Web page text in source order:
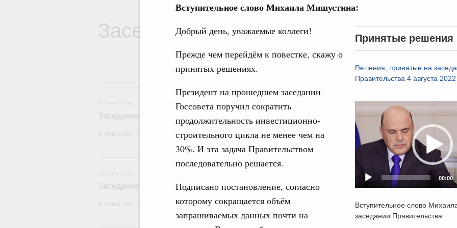
Вступительное слово Михаила Мишустина:
Принятые решения
Решения, принятые на
Правительства 4 августа 2022
Добрый день, уважаемые коллеги!
Player
00:00
Вступительное слово
заседании Правительства
Прежде чем перейдём к повестке, скажу о
принятых решениях.
Президент на прошедшем заседании
Госсовета поручил сократить
продолжительность инвестиционно-
строительного цикла не менее чем на
30%. И эта задача Правительством
последовательно решается.
Подписано постановление, согласно
которому сокращается объём
запрашиваемых данных почти на
Заседания Правительства
Заседание Правительства (2026 год, №26)
В повестке: проекты федеральных законов, бюджетные ассигнования.
23 июля, четверг
Заседание Правительства (2026 год, №25)
В повестке: проекты федеральных законов
ПН
3
10
17